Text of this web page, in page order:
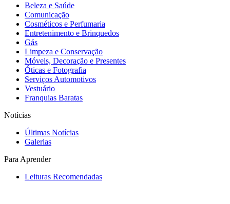
Beleza e Saúde
Comunicação
Cosméticos e Perfumaria
Entretenimento e Brinquedos
Gás
Limpeza e Conservação
Móveis, Decoração e Presentes
Óticas e Fotografia
Serviços Automotivos
Vestuário
Franquias Baratas
Notícias
Últimas Notícias
Galerias
Para Aprender
Leituras Recomendadas